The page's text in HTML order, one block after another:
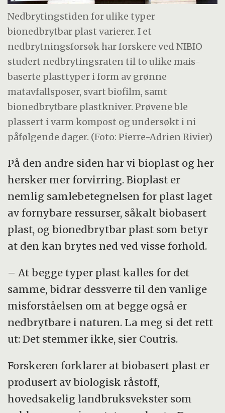
Nedbrytingstiden for ulike typer
bionedbrytbar plast varierer. I et
nedbrytningsforsøk har forskere ved NIBIO
studert nedbrytingsraten til to ulike mais-
baserte plasttyper i form av grønne
matavfallsposer, svart biofilm, samt
bionedbrytbare plastkniver. Prøvene ble
plassert i varm kompost og undersøkt i ni
påfølgende dager. (Foto: Pierre-Adrien Rivier)
På den andre siden har vi bioplast og her
hersker mer forvirring. Bioplast er
nemlig samlebetegnelsen for plast laget
av fornybare ressurser, såkalt biobasert
plast, og bionedbrytbar plast som betyr
at den kan brytes ned ved visse forhold.
– At begge typer plast kalles for det
samme, bidrar dessverre til den vanlige
misforståelsen om at begge også er
nedbrytbare i naturen. La meg si det rett
ut: Det stemmer ikke, sier Coutris.
Forskeren forklarer at biobasert plast er
produsert av biologisk råstoff,
hovedsakelig landbruksvekster som